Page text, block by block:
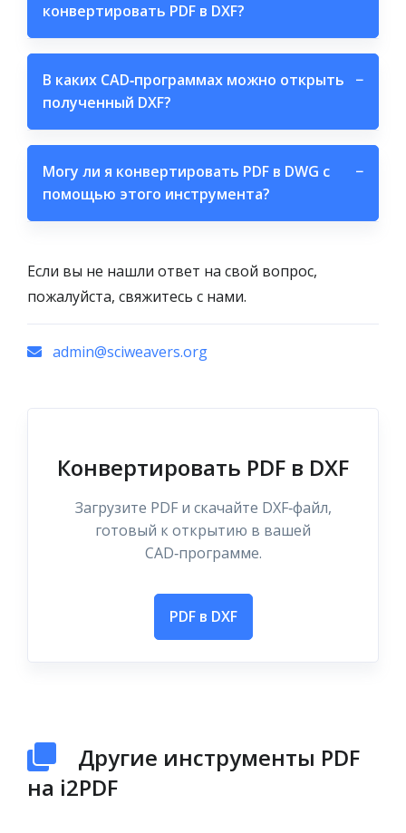
конвертировать PDF в DXF?
В каких CAD‑программах можно открыть
полученный DXF?
−
Могу ли я конвертировать PDF в DWG с
помощью этого инструмента?
−
Если вы не нашли ответ на свой вопрос,
пожалуйста, свяжитесь с нами.
admin@sciweavers.org
Конвертировать PDF в DXF
Загрузите PDF и скачайте DXF‑файл,
готовый к открытию в вашей
CAD‑программе.
PDF в DXF
Другие инструменты PDF
на i2PDF